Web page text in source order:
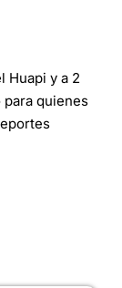
Huapi y a 2
para quienes